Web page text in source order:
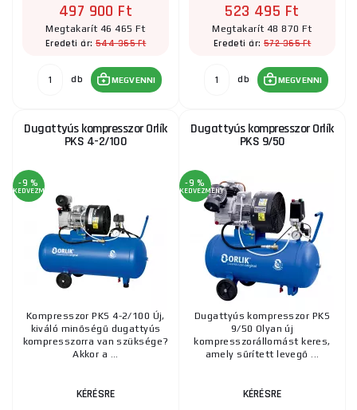
497 900 Ft
Megtakarít 46 465 Ft
Eredeti ár: 544 365 Ft
db MEGVENNI
523 495 Ft
Megtakarít 48 870 Ft
Eredeti ár: 572 365 Ft
db MEGVENNI
Dugattyús kompresszor Orlík
PKS 4-2/100
-9 %
KEDVEZMÉNY
Kompresszor PKS 4-2/100 Új,
kiváló minőségű dugattyús
kompresszorra van szüksége?
Akkor a ...
KÉRÉSRE
Dugattyús kompresszor Orlík
PKS 9/50
-9 %
KEDVEZMÉNY
Dugattyús kompresszor PKS
9/50 Olyan új
kompresszorállomást keres,
amely sűrített levegő ...
KÉRÉSRE